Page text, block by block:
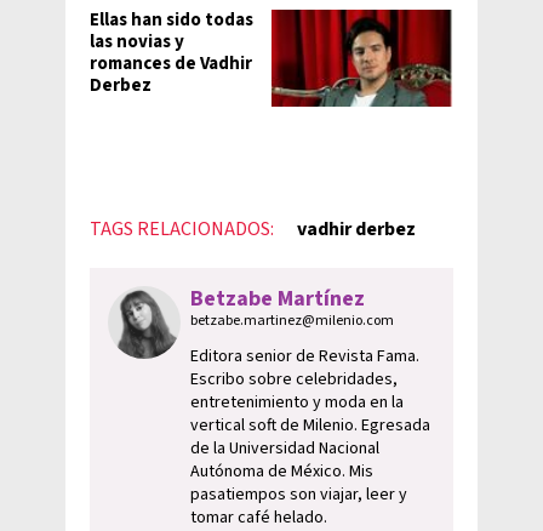
Ellas han sido todas
las novias y
romances de Vadhir
Derbez
TAGS RELACIONADOS: vadhir derbez
Betzabe Martínez
betzabe.martinez@milenio.com
Editora senior de Revista Fama.
Escribo sobre celebridades,
entretenimiento y moda en la
vertical soft de Milenio. Egresada
de la Universidad Nacional
Autónoma de México. Mis
pasatiempos son viajar, leer y
tomar café helado.